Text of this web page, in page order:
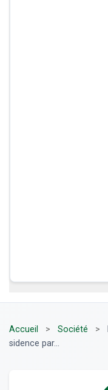
Accueil > Société >
sidence par...